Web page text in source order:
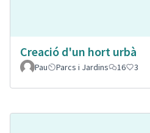
Creació d'un hort urbà
Pau
Parcs i Jardins 16 3